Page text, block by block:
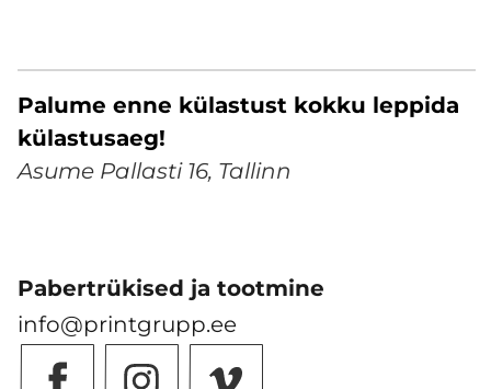
Palume enne külastust kokku leppida
külastusaeg!
Asume Pallasti 16, Tallinn
Pabertrükised ja tootmine
info@printgrupp.ee